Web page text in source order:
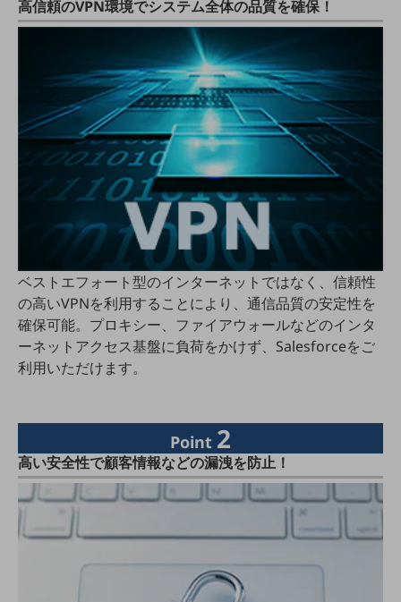
ビジネスお役立ち情報
旬な話題やお役立ち資料などDXの課題を
解決するヒントをお届けする記事サイト
お役立ち資料ダウンロード
トレンド記事特集
IT用語集
中堅中小企業向け
サービス・ソリューション
課題やニーズに合ったサービスをご紹介し、
中堅中小企業のビジネスをサポート！
お悩みから見つける
お悩みから見つけるTOP
ネットワーク
モバイル・音声
バックオフィス
リモート・ハイブリッドワーク
業界から見つける
業界から見つけるTOP
製造業
小売・卸売業
高信頼のVPN環境でシステム全体の品質を確保！
ベストエフォート型のインターネットではなく、信頼性
の高いVPNを利用することにより、通信品質の安定性を
確保可能。プロキシー、ファイアウォールなどのインタ
ーネットアクセス基盤に負荷をかけず、Salesforceをご
利用いただけます。
Point 2
高い安全性で顧客情報などの漏洩を防止！